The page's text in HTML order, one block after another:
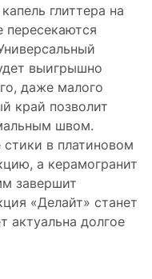
глиттера на
выигрышно
даже малого
край позволит
швом.
в платиновом
а керамогранит
завершит
«Делайт» станет
актуальна долгое